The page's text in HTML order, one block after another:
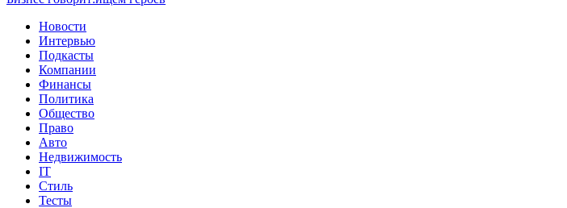
Новости
Интервью
Подкасты
Компании
Финансы
Политика
Общество
Право
Авто
Недвижимость
IT
Стиль
Тесты